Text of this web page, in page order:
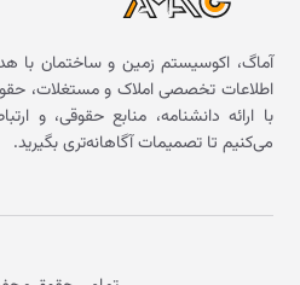
آماگ، اکوسیستم زمین و ساختمان
اطلاعات تخصصی املاک و مستغلات،
با ارائه دانشنامه، منابع حقوقی، و
می‌کنیم تا تصمیمات آگاهانه‌تری بگیرید.